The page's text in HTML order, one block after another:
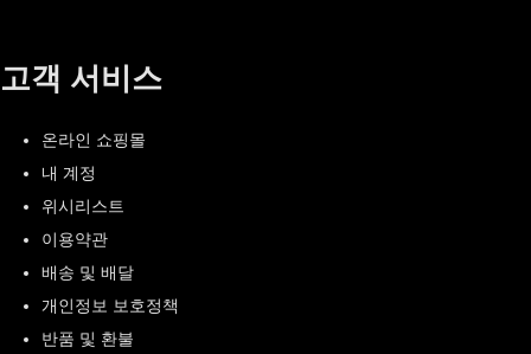
고객 서비스
온라인 쇼핑몰
내 계정
위시리스트
이용약관
배송 및 배달
개인정보 보호정책
반품 및 환불